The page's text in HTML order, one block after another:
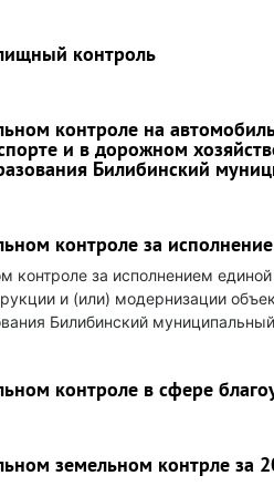
контроль
контроле на
и в дорожном
Билибинский
контроле за
контроле за исполнением
и (или) модернизации
Билибинский
контроле в сфере
земельном контрле за